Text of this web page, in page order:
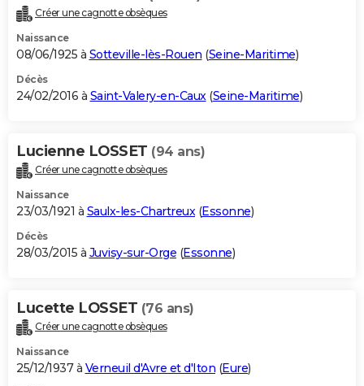
Créer une cagnotte obsèques
Naissance
08/06/1925 à Sotteville-lès-Rouen (Seine-Maritime)
Décès
24/02/2016 à Saint-Valery-en-Caux(Seine-Maritime)
Lucienne LOSSET (94 ans)
Créer une cagnotte obsèques
Naissance
23/03/1921 à Saulx-les-Chartreux(Essonne)
Décès
28/03/2015 à Juvisy-sur-Orge (Essonne)
Lucette LOSSET (76 ans)
Créer une cagnotte obsèques
Naissance
25/12/1937 à Verneuil d'Avre et d'Iton (Eure)